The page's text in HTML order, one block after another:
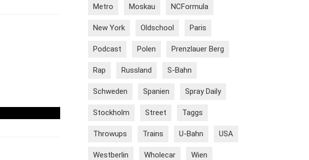
Metro Moskau NCFormula
New York Oldschool Paris
Podcast Polen Prenzlauer Berg
Rap Russland S-Bahn
Schweden Spanien Spray Daily
Stockholm Street Taggs
Throwups Trains U-Bahn USA
Westberlin Wholecar Wien